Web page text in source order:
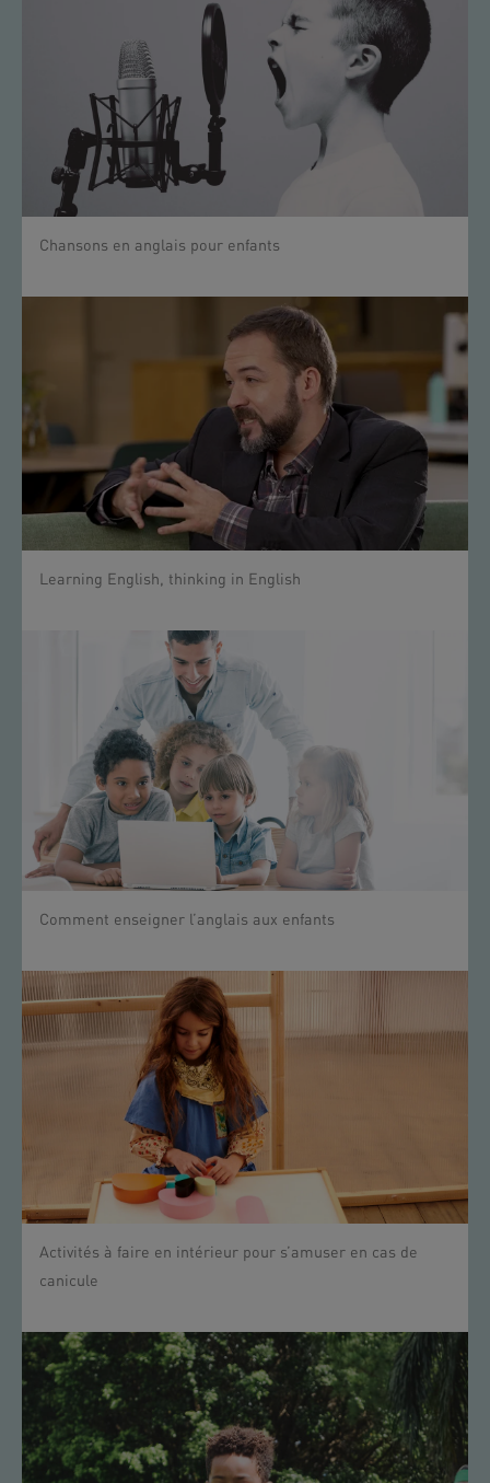
Chansons en anglais pour enfants
Learning English, thinking in English
Comment enseigner l’anglais aux enfants
Activités à faire en intérieur pour s’amuser en cas de
canicule